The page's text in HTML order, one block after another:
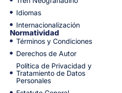
Idiomas
Internacionalización
Normatividad
Términos y Condiciones
Derechos de Autor
Política de Privacidad y
Tratamiento de Datos
Personales